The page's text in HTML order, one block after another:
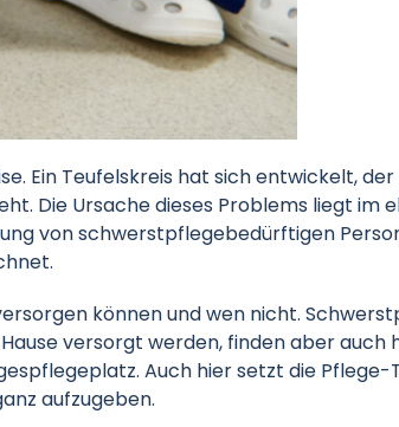
Ein Teufelskreis hat sich entwickelt,
Die Ursache dieses Problems liegt im
von schwerstpflegebedürftigen
können und wen nicht.
versorgt werden, finden aber
Auch hier setzt die Pflege-
aufzugeben.